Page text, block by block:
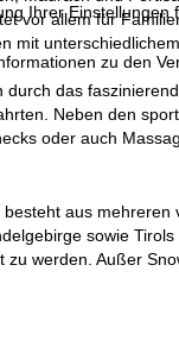
Ihrer Einstellungen
zu den
vor allem für
mit
das
Neben den
oder auch
aus
sowie
werden. Außer